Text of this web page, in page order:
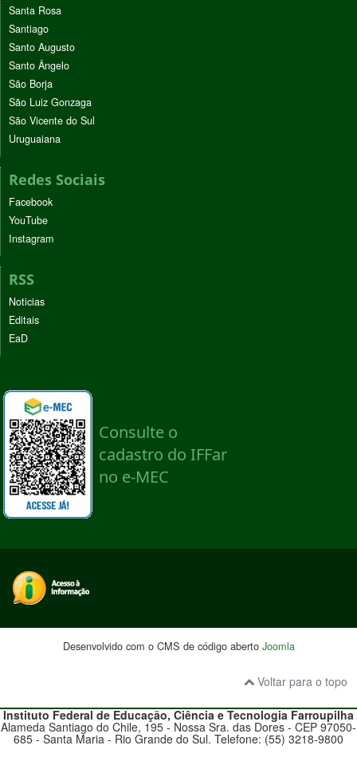
Santa Rosa
Santiago
Santo Augusto
Santo Ângelo
São Borja
São Luiz Gonzaga
São Vicente do Sul
Uruguaiana
Redes Sociais
Facebook
YouTube
Instagram
RSS
Noticias
Editais
EaD
Desenvolvido com o CMS de código aberto Joomla
Voltar para o topo
Instituto Federal de Educação, Ciência e TecnologiaFarroupilha
Alameda Santiago do Chile, 195 - Nossa Sra. das Dores - CEP 97050-
685 - Santa Maria - Rio Grande do Sul. Telefone: (55) 3218-9800